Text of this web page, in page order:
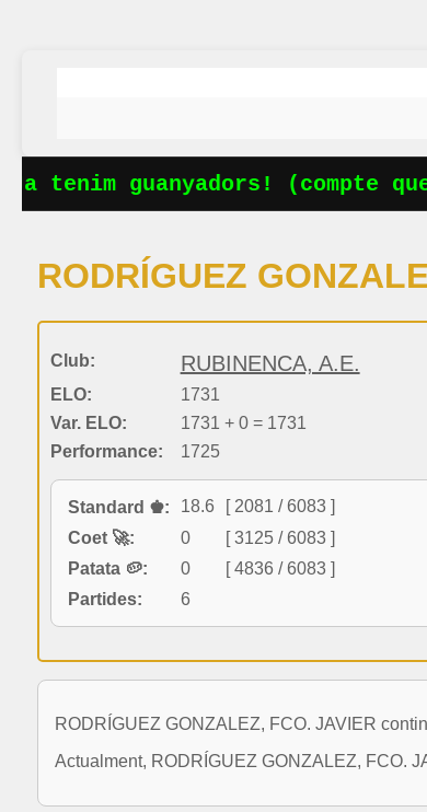
tenim guanyadors! (compte
RODRÍGUEZ
Club: RUBINENCA, A.E.
ELO:
1731
Var. ELO:
1731 + 0 = 1731
Performance:
1725
Standard ♚: 18.6
[ 2081 / 6083 ]
Coet 🚀:
0
[ 3125 / 6083 ]
Patata 🥔:
0
[ 4836 / 6083 ]
Partides:
6
RODRÍGUEZ GONZALEZ, FCO. JAVIER
Actualment, RODRÍGUEZ GONZALEZ, FCO.